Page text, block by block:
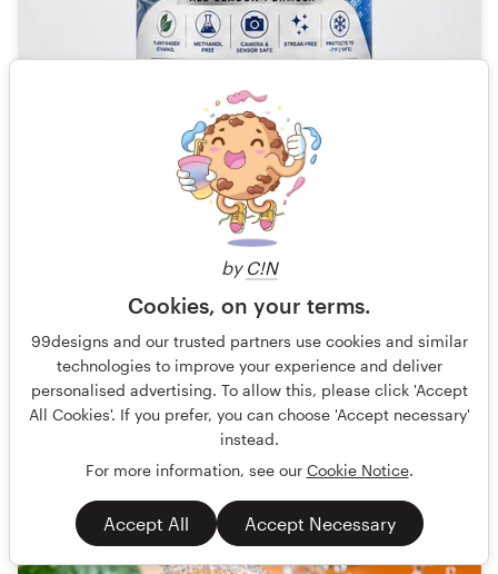
by C!N
Cookies, on your terms.
99designs and our trusted partners use cookies and similar
technologies to improve your experience and deliver
personalised advertising. To allow this, please click 'Accept
All Cookies'. If you prefer, you can choose 'Accept necessary'
instead.
For more information, see our Cookie Notice.
Accept All Accept Necessary
NexWash Premium Label Design — Plant-Based
Windshield Washer Fluid
Our customer is a 28–55 year old professional who owns a
Tesla or premium vehicle, researches products before
Gold Garanti Étiquette produit Automobile
74 designs
799 $US